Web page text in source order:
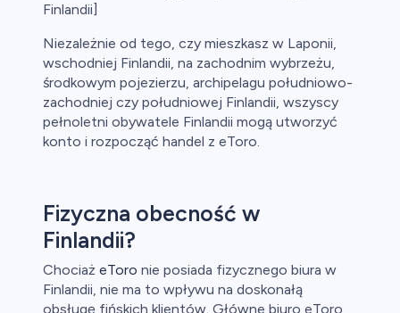
Finlandii]
Niezależnie od tego, czy mieszkasz w Laponii,
wschodniej Finlandii, na zachodnim wybrzeżu,
środkowym pojezierzu, archipelagu południowo-
zachodniej czy południowej Finlandii, wszyscy
pełnoletni obywatele Finlandii mogą utworzyć
konto i rozpocząć handel z eToro.
Fizyczna obecność w
Finlandii?
Chociaż eToro nie posiada fizycznego biura w
Finlandii, nie ma to wpływu na doskonałą
obsługę fińskich klientów. Główne biuro eToro